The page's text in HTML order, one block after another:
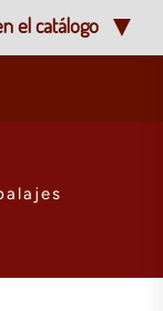
el catálogo